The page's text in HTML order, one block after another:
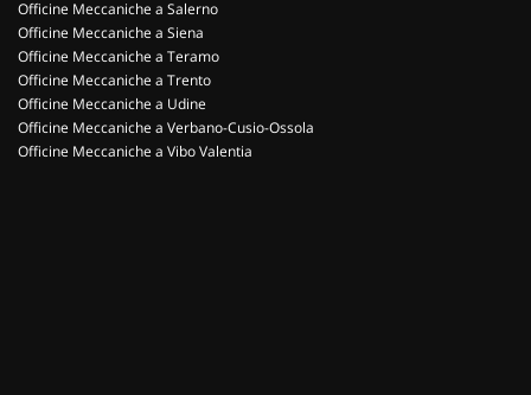
Officine Meccaniche a Salerno
Officine Meccaniche a Siena
Officine Meccaniche a Teramo
Officine Meccaniche a Trento
Officine Meccaniche a Udine
Officine Meccaniche a Verbano-Cusio-Ossola
Officine Meccaniche a Vibo Valentia